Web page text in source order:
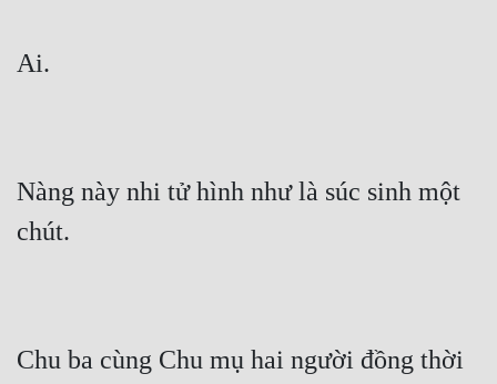
Ai.
Nàng này nhi tử hình như là súc sinh một
chút.
Chu ba cùng Chu mụ hai người đồng thời